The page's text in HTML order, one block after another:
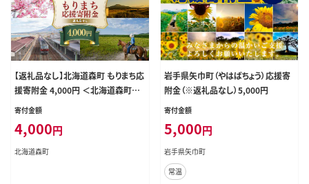
【返礼品なし】北海道森町 もりまち応
援寄附金 4,000円 ＜北海道森町＞
北海道 森町 mr1-0265
寄付金額
4,000円
北海道森町
岩手県矢巾町（やはばちょう）応援寄
附金（※返礼品なし）5,000円
寄付金額
5,000円
岩手県矢巾町
常温